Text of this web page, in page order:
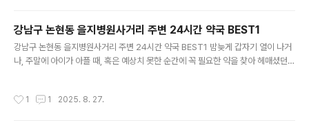
랜드의 향긋함과 바베큐의 즐거움을 동시에 누릴 수 있는, 바로 그 펜션 말이죠! 이 글
이 여러분의 소중한 시간..
강남구 논현동 을지병원사거리 주변 24시간 약국 BEST1
강남구 논현동 을지병원사거리 주변 24시간 약국 BEST1 밤늦게 갑자기 열이 나거
나, 주말에 아이가 아플 때, 혹은 예상치 못한 순간에 꼭 필요한 약을 찾아 헤매셨던
만한 곳을 찾기란 여간 어려운 일이 아닐 겁니다.그런 여러분의 간절한 마음을 누구
1 1 2025. 8. 27.